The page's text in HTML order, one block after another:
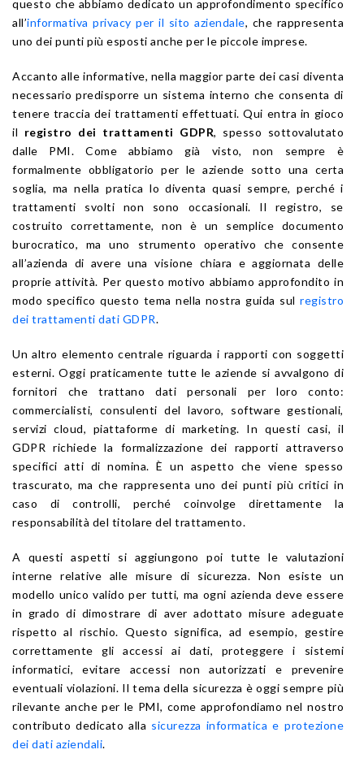
questo che abbiamo dedicato un approfondimento specifico
all’informativa privacy per il sito aziendale, che rappresenta
uno dei punti più esposti anche per le piccole imprese.
Accanto alle informative, nella maggior parte dei casi diventa
necessario predisporre un sistema interno che consenta di
tenere traccia dei trattamenti effettuati. Qui entra in gioco
il registro dei trattamenti GDPR, spesso sottovalutato
dalle PMI. Come abbiamo già visto, non sempre è
formalmente obbligatorio per le aziende sotto una certa
soglia, ma nella pratica lo diventa quasi sempre, perché i
trattamenti svolti non sono occasionali. Il registro, se
costruito correttamente, non è un semplice documento
burocratico, ma uno strumento operativo che consente
all’azienda di avere una visione chiara e aggiornata delle
proprie attività. Per questo motivo abbiamo approfondito in
modo specifico questo tema nella nostra guida sul registro
dei trattamenti dati GDPR.
Un altro elemento centrale riguarda i rapporti con soggetti
esterni. Oggi praticamente tutte le aziende si avvalgono di
fornitori che trattano dati personali per loro conto:
commercialisti, consulenti del lavoro, software gestionali,
servizi cloud, piattaforme di marketing. In questi casi, il
GDPR richiede la formalizzazione dei rapporti attraverso
specifici atti di nomina. È un aspetto che viene spesso
trascurato, ma che rappresenta uno dei punti più critici in
caso di controlli, perché coinvolge direttamente la
responsabilità del titolare del trattamento.
A questi aspetti si aggiungono poi tutte le valutazioni
interne relative alle misure di sicurezza. Non esiste un
modello unico valido per tutti, ma ogni azienda deve essere
in grado di dimostrare di aver adottato misure adeguate
rispetto al rischio. Questo significa, ad esempio, gestire
correttamente gli accessi ai dati, proteggere i sistemi
informatici, evitare accessi non autorizzati e prevenire
eventuali violazioni. Il tema della sicurezza è oggi sempre più
rilevante anche per le PMI, come approfondiamo nel nostro
contributo dedicato alla sicurezza informatica e protezione
dei dati aziendali.